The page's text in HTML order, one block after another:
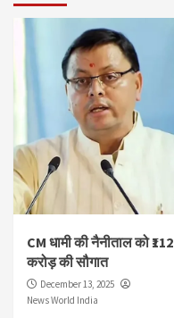
CM धामी की नैनीताल को ₹112
करोड़ की सौगात
December 13, 2025
News World India